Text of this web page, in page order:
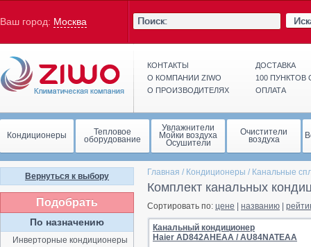
Ваш город: Москва
КОНТАКТЫ
О КОМПАНИИ ZIWO
О ПРОИЗВОДИТЕЛЯХ
ДОСТАВКА
100
ОПЛАТА
Кондиционеры Тепловое
оборудование
Увлажнители
Мойки воздуха
Осушители
Очистители
воздуха
Главная / Кондиционеры / Канальные
Комплект канальных
Сортировать по: цене названию
Канальный кондиционер
Haier AD842AHEAA / AU84NATEAA
Вернуться к выбору
Подобрать
По назначению
Инверторные кондиционеры